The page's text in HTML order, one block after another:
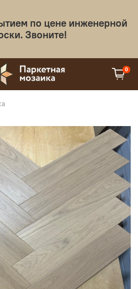
по цене инженерной
Звоните!
0